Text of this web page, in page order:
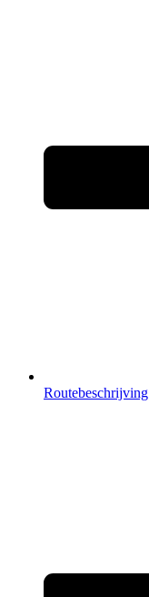
Routebeschrijving